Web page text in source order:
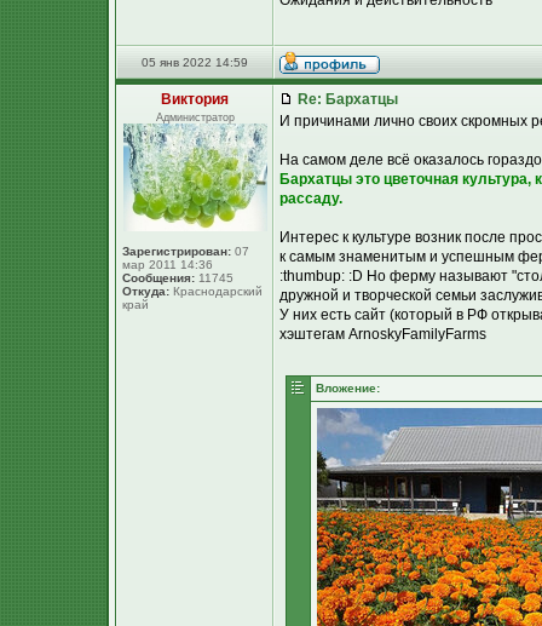
05 янв 2022 14:59
Виктория
Администратор
Зарегистрирован: 07
мар 2011 14:36
Сообщения: 11745
Откуда: Краснодарский
край
Re: Бархатцы
И причинами лично своих скромных
На самом деле всё оказалось
Бархатцы это цветочная культура,
рассаду.
Интерес к культуре возник после
к самым знаменитым и успешным
:thumbup: :D Но ферму называют
дружной и творческой семьи
У них есть сайт (который в РФ
хэштегам ArnoskyFamilyFarms
Вложение: